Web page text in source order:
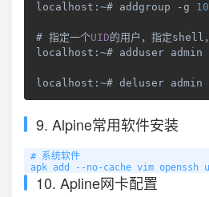
localhost : ~# addgroup -g
# 指定一个UID的用户，指定shell
localhost : ~# adduser admin
localhost : ~# deluser admin
9. Alpine常用软件安装
# 系统软件
apk add --no-cache vim
10. Apline网卡配置